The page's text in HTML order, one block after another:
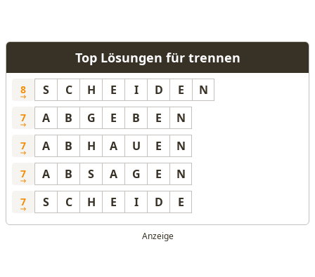
Top Lösungen für trennen
8 S C H E I D E N
7 A B G E B E N
7 A B H A U E N
7 A B S A G E N
7 S C H E I D E